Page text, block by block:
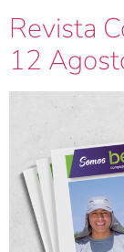
Revista
12